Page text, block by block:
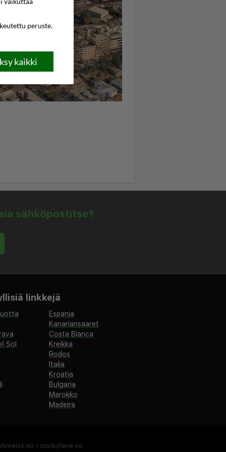
sähköpostitse?
linkkejä
Espanja
Kanariansaaret
Costa Blanca
Sol
Kreikka
Rodos
Italia
Kroatia
Bulgaria
Marokko
Madeira
dinreise.no storbyferie.no
peruste.
kaikki